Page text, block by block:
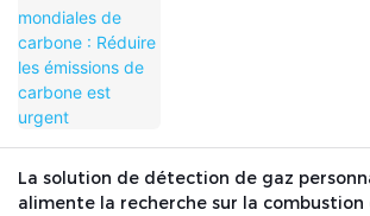
La solution de détection de gaz
alimente la recherche sur la